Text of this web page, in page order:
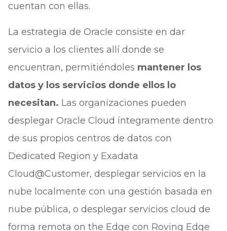
cuentan con ellas.
La estrategia de Oracle consiste en dar
servicio a los clientes allí donde se
encuentran, permitiéndoles mantener los
datos y los servicios donde ellos lo
necesitan. Las organizaciones pueden
desplegar Oracle Cloud íntegramente dentro
de sus propios centros de datos con
Dedicated Region y Exadata
Cloud@Customer, desplegar servicios en la
nube localmente con una gestión basada en
nube pública, o desplegar servicios cloud de
forma remota on the Edge con Roving Edge